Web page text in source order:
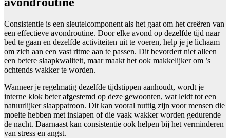
Consistentie is een sleutelcomponent als het gaat om het creëren van
een effectieve avondroutine. Door elke avond op dezelfde tijd naar
bed te gaan en dezelfde activiteiten uit te voeren, help je je lichaam
om zich aan een vast ritme aan te passen. Dit bevordert niet alleen
een betere slaapkwaliteit, maar maakt het ook makkelijker om ’s
ochtends wakker te worden.
Wanneer je regelmatig dezelfde tijdstippen aanhoudt, wordt je
interne klok beter afgestemd op deze gewoonten, wat leidt tot een
natuurlijker slaappatroon. Dit kan vooral nuttig zijn voor mensen die
moeite hebben met inslapen of die vaak wakker worden gedurende
de nacht. Daarnaast kan consistentie ook helpen bij het verminderen
van stress en angst.